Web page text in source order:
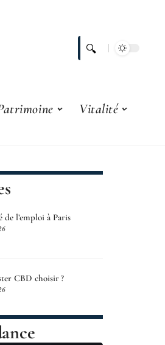
Vitalité
de l’emploi à Paris
CBD choisir ?